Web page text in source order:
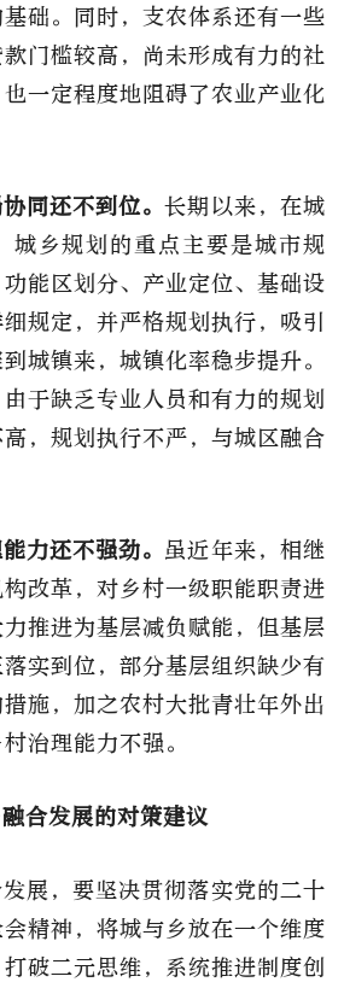
础。同时，支农体系还有一些
门槛较高，尚未形成有力的社
一定程度地阻碍了农业产业化
同还不到位。长期以来，在城
城乡规划的重点主要是城市规
能区划分、产业定位、基础设
规定，并严格规划执行，吸引
城镇来，城镇化率稳步提升。
于缺乏专业人员和有力的规划
，规划执行不严，与城区融合
力还不强劲。 虽近年来，相继
改革，对乡村一级职能职责进
推进为基层减负赋能，但基层
实到位，部分基层组织缺少有
施，加之农村大批青壮年外出
治理能力不强。
合发展的对策建议
展，要坚决贯彻落实党的二十
精神，将城与乡放在一个维度
破二元思维，系统推进制度创